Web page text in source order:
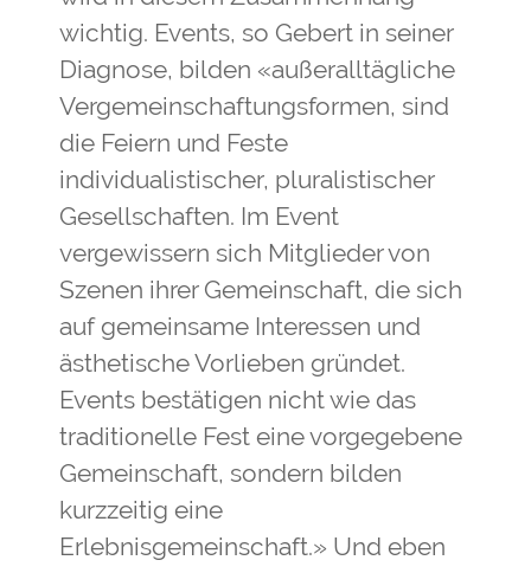
wichtig. Events, so Gebert in seiner
Diagnose, bilden «außeralltägliche
Vergemeinschaftungsformen, sind
die Feiern und Feste
individualistischer, pluralistischer
Gesellschaften. Im Event
vergewissern sich Mitglieder von
Szenen ihrer Gemeinschaft, die sich
auf gemeinsame Interessen und
ästhetische Vorlieben gründet.
Events bestätigen nicht wie das
traditionelle Fest eine vorgegebene
Gemeinschaft, sondern bilden
kurzzeitig eine
Erlebnisgemeinschaft.» Und eben